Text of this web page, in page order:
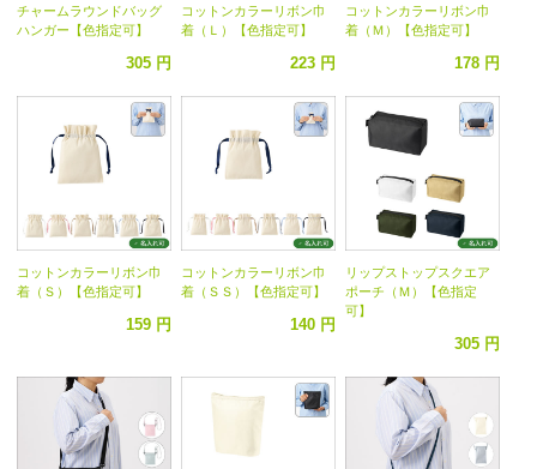
チャームラウンドバッグ
ハンガー【色指定可】
305 円
コットンカラーリボン巾
着（Ｌ）【色指定可】
223 円
コットンカラーリボン巾
着（Ｍ）【色指定可】
178 円
コットンカラーリボン巾
着（Ｓ）【色指定可】
159 円
コットンカラーリボン巾
着（ＳＳ）【色指定可】
140 円
リップストップスクエア
ポーチ（Ｍ）【色指定
可】
305 円